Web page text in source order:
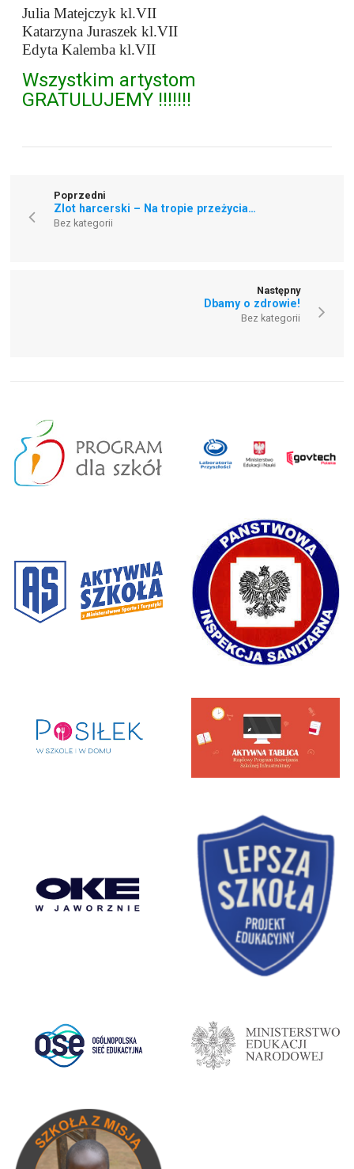
Julia Matejczyk kl.VII
Katarzyna Juraszek kl.VII
Edyta Kalemba kl.VII
Wszystkim artystom
GRATULUJEMY !!!!!!!
Poprzedni
Zlot harcerski – Na tropie przeżycia…
Bez kategorii
Następny
Dbamy o zdrowie!
Bez kategorii